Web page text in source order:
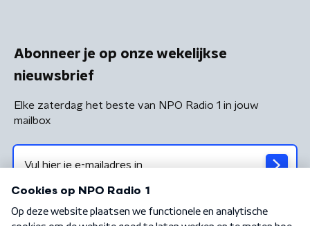
Abonneer je op onze wekelijkse
nieuwsbrief
Elke zaterdag het beste van NPO Radio 1 in jouw
mailbox